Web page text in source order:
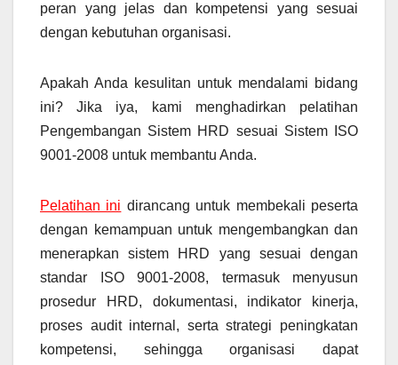
peran yang jelas dan kompetensi yang sesuai
dengan kebutuhan organisasi.
Apakah Anda kesulitan untuk mendalami bidang
ini? Jika iya, kami menghadirkan pelatihan
Pengembangan Sistem HRD sesuai Sistem ISO
9001-2008 untuk membantu Anda.
Pelatihan ini dirancang untuk membekali peserta
dengan kemampuan untuk mengembangkan dan
menerapkan sistem HRD yang sesuai dengan
standar ISO 9001-2008, termasuk menyusun
prosedur HRD, dokumentasi, indikator kinerja,
proses audit internal, serta strategi peningkatan
kompetensi, sehingga organisasi dapat